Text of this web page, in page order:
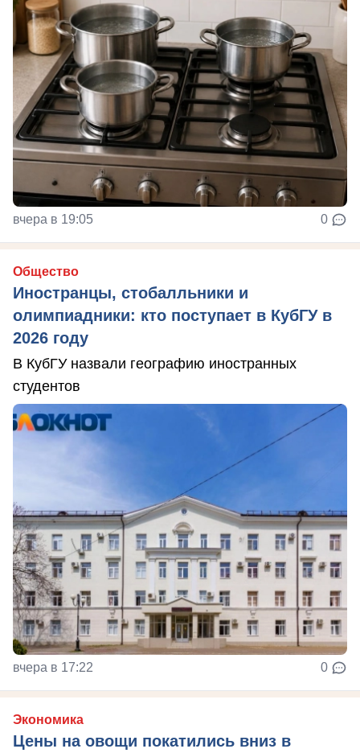
вчера в 19:05 0
Общество
Иностранцы, стобалльники и
олимпиадники: кто поступает в КубГУ в
2026 году
В КубГУ назвали географию иностранных
студентов
вчера в 17:22 0
Экономика
Цены на овощи покатились вниз в